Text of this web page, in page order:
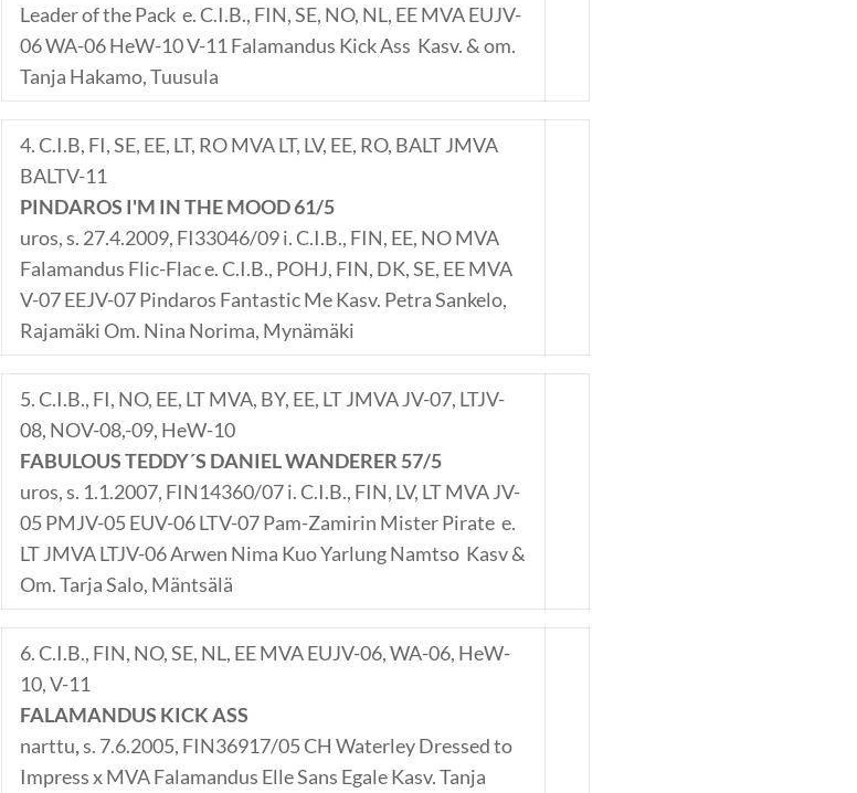
Leader of the Pack e. C.I.B., FIN, SE, NO, NL, EE MVA EUJV-
06 WA-06 HeW-10 V-11 Falamandus Kick Ass Kasv. & om.
Tanja Hakamo, Tuusula
4. C.I.B, FI, SE, EE, LT, RO MVA LT, LV, EE, RO, BALT JMVA
BALTV-11
PINDAROS I'M IN THE MOOD 61/5
uros, s. 27.4.2009, FI33046/09 i. C.I.B., FIN, EE, NO MVA
Falamandus Flic-Flac e. C.I.B., POHJ, FIN, DK, SE, EE MVA
V-07 EEJV-07 Pindaros Fantastic Me Kasv. Petra Sankelo,
Rajamäki Om. Nina Norima, Mynämäki
5. C.I.B., FI, NO, EE, LT MVA, BY, EE, LT JMVA JV-07, LTJV-
08, NOV-08,-09, HeW-10
FABULOUS TEDDY´S DANIEL WANDERER 57/5
uros, s. 1.1.2007, FIN14360/07 i. C.I.B., FIN, LV, LT MVA JV-
05 PMJV-05 EUV-06 LTV-07 Pam-Zamirin Mister Pirate e.
LT JMVA LTJV-06 Arwen Nima Kuo Yarlung Namtso Kasv &
Om. Tarja Salo, Mäntsälä
6. C.I.B., FIN, NO, SE, NL, EE MVA EUJV-06, WA-06, HeW-
10, V-11
FALAMANDUS KICK ASS
narttu,s. 7.6.2005, FIN36917/05 CH Waterley Dressed to
Impress x MVA Falamandus Elle Sans Egale Kasv. Tanja